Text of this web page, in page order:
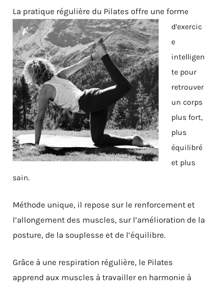
La pratique régulière du Pilates offre une forme
d’exercic
e
intelligen
te pour
retrouver
un corps
plus fort,
plus
équilibré
et plus
sain.
Méthode unique, il repose sur le renforcement et
l’allongement des muscles, sur l’amélioration de la
posture, de la souplesse et de l’équilibre.
Grâce à une respiration régulière, le Pilates
apprend aux muscles à travailler en harmonie à